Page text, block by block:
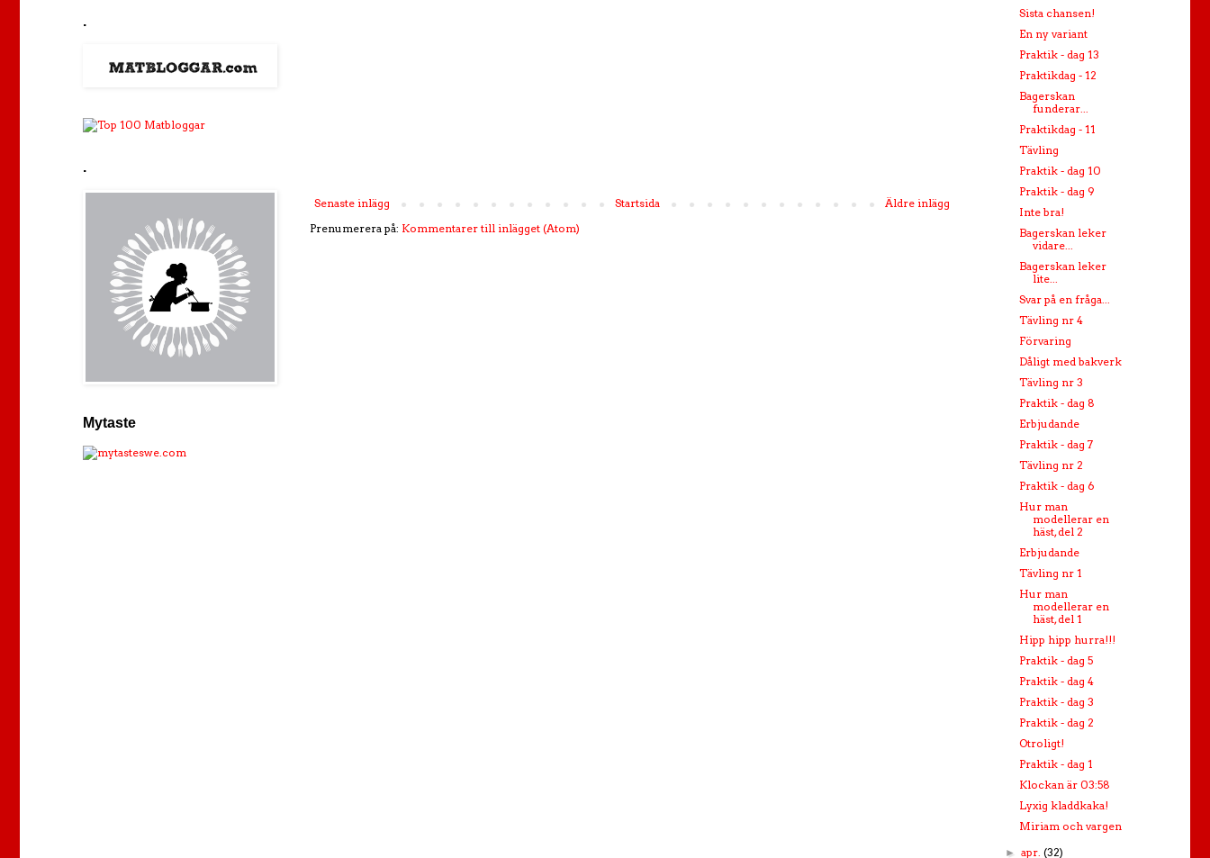
Senaste inlägg Äldre inlägg
Startsida
Prenumerera på: Kommentarer till inlägget (Atom)
.
.
Mytaste
Sista chansen!
En ny variant
Praktik - dag 13
Praktikdag - 12
Bagerskan
funderar...
Praktikdag - 11
Tävling
Praktik - dag 10
Praktik - dag 9
Inte bra!
Bagerskan leker
vidare...
Bagerskan leker
lite...
Svar på en fråga...
Tävling nr 4
Förvaring
Dåligt med bakverk
Tävling nr 3
Praktik - dag 8
Erbjudande
Praktik - dag 7
Tävling nr 2
Praktik - dag 6
Hur man
modellerar en
häst, del 2
Erbjudande
Tävling nr 1
Hur man
modellerar en
häst, del 1
Hipp hipp hurra!!!
Praktik - dag 5
Praktik - dag 4
Praktik - dag 3
Praktik - dag 2
Otroligt!
Praktik - dag 1
Klockan är 03:58
Lyxig kladdkaka!
Miriam och vargen
►apr.(32)